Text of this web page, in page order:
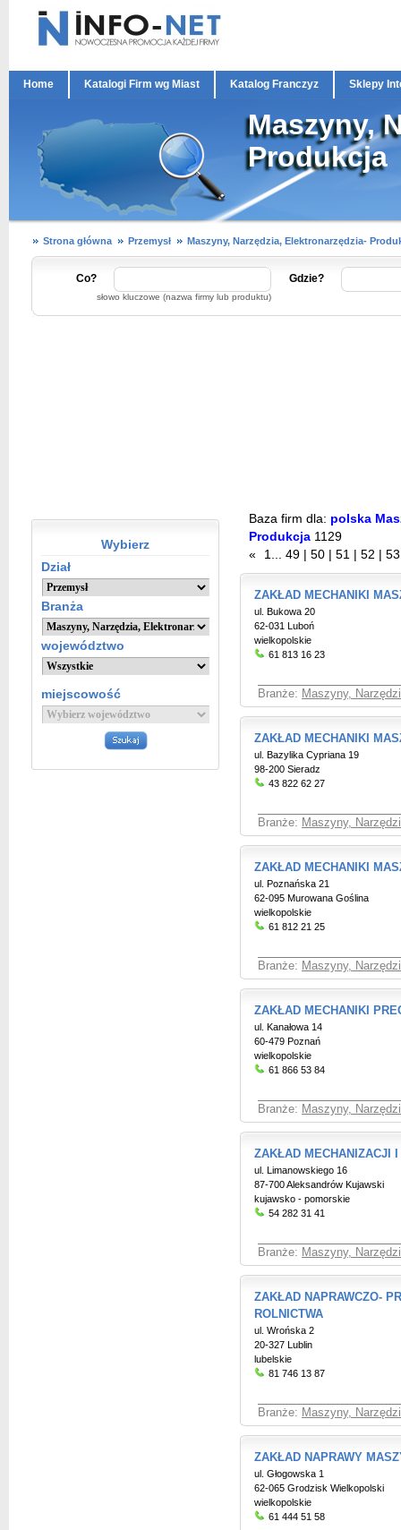
Home Katalogi Firm wg Miast Katalog Franczyz Sklepy
Maszyny,
Produkcja
Strona główna Przemysł Maszyny, Narzędzia, Elektronarzędzia-
Co?
słowo kluczowe (nazwa firmy lub produktu)
Gdzie?
Wybierz
Dział
Branża
województwo
miejscowość
Baza firm dla: polska
Produkcja 1129
«
1... 49 50 51 52 53
ZAKŁAD MECHANIKI
ul. Bukowa 20
62-031 Luboń
wielkopolskie
61 813 16 23
Branże: Maszyny,
ZAKŁAD MECHANIKI
ul. Bazylika Cypriana 19
98-200 Sieradz
43 822 62 27
Branże: Maszyny,
ZAKŁAD MECHANIKI
ul. Poznańska 21
62-095 Murowana Goślina
wielkopolskie
61 812 21 25
Branże: Maszyny,
ZAKŁAD MECHANIKI
ul. Kanałowa 14
60-479 Poznań
wielkopolskie
61 866 53 84
Branże: Maszyny,
ZAKŁAD MECHANIZACJI I
ul. Limanowskiego 16
87-700 Aleksandrów Kujawski
kujawsko - pomorskie
54 282 31 41
Branże: Maszyny,
ZAKŁAD NAPRAWCZO-
ROLNICTWA
ul. Wrońska 2
20-327 Lublin
lubelskie
81 746 13 87
Branże: Maszyny,
ZAKŁAD NAPRAWY
ul. Głogowska 1
62-065 Grodzisk Wielkopolski
wielkopolskie
61 444 51 58